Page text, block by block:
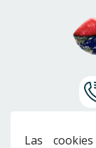
Las